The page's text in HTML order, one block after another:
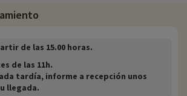
de las 15.00 horas.
de las 11h.
tardía, informe a recepción unos
llegada.